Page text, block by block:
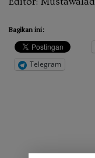
Bagikan ini:
Telegram